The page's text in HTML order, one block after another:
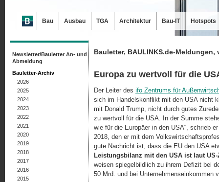
Bauletter, BAULINKS.de-Meldungen,
Europa zu wertvoll für die
Der Leiter des ifo Zentrums für
sich im Handelskonflikt mit den USA nicht
mit Donald Trump, nicht durch gutes
zu wertvoll für die USA. In der Summe
wie für die Europäer in den USA“, schrieb
2018, den er mit dem
gute Nachricht ist, dass die EU den USA
Leistungsbilanz mit den USA ist laut
weisen spiegelbildlich zu ihrem Defizit bei
50 Mrd. und bei Unternehmenseinkommen
Newsletter/Bauletter An- und
Abmeldung
Bauletter-Archiv
2026
2025
2024
2023
2022
2021
2020
2019
2018
2017
2016
2015
Bau Ausbau TGA Architektur Bau-IT Hotspots